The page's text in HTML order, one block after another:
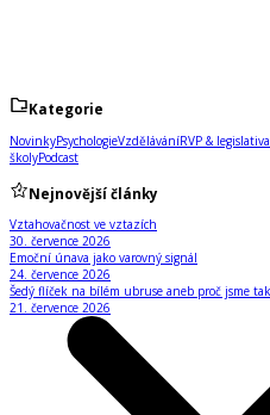
Kategorie
NovinkyPsychologieVzděláváníRVP & legislativa
školyPodcast
Nejnovější články
Vztahovačnost ve vztazích
30. července 2026
Emoční únava jako varovný signál
24. července 2026
Šedý flíček na bílém ubruse aneb proč jsme
21. července 2026